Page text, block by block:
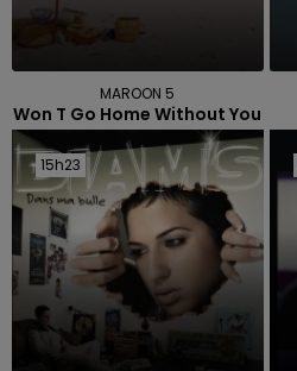
MAROON 5
Won T Go Home Without You
15h23
15h23